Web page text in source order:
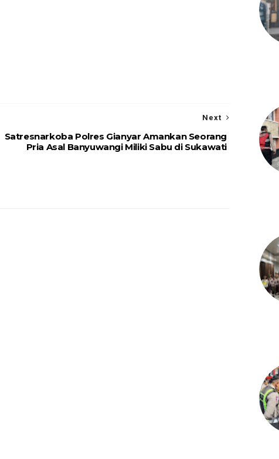
Next
Satresnarkoba Polres Gianyar Amankan Seorang
Pria Asal Banyuwangi Miliki Sabu di Sukawati